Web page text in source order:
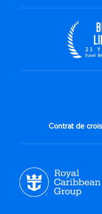
Contrat de